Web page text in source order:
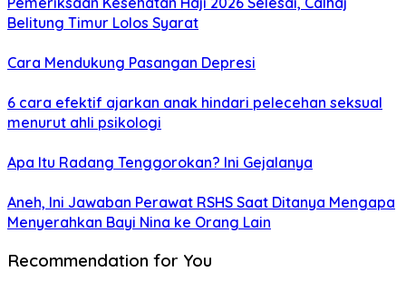
Belitung Timur Lolos Syarat
Cara Mendukung Pasangan Depresi
6 cara efektif ajarkan anak hindari pelecehan seksual
menurut ahli psikologi
Apa Itu Radang Tenggorokan? Ini Gejalanya
Aneh, Ini Jawaban Perawat RSHS Saat Ditanya Mengapa
Menyerahkan Bayi Nina ke Orang Lain
Recommendation for You